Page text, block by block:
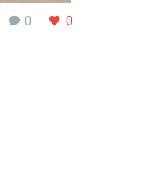
0 0